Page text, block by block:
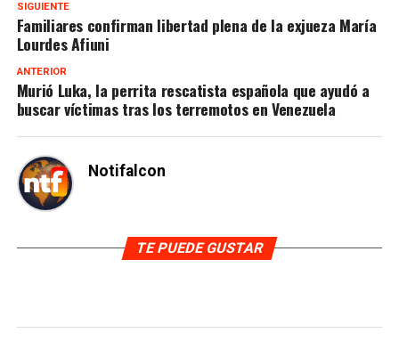
SIGUIENTE
Familiares confirman libertad plena de la exjueza María
Lourdes Afiuni
ANTERIOR
Murió Luka, la perrita rescatista española que ayudó a
buscar víctimas tras los terremotos en Venezuela
Notifalcon
TE PUEDE GUSTAR